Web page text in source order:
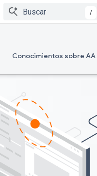
/
Conocimientos sobre AA